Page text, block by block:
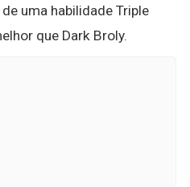
uma habilidade Triple
que Dark Broly.